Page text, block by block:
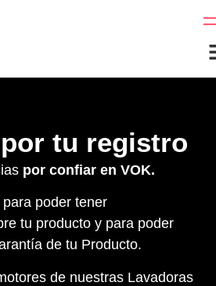
tu registro
por confiar en VOK.
poder tener
tu producto y para poder
de tu Producto.
de nuestras Lavadoras